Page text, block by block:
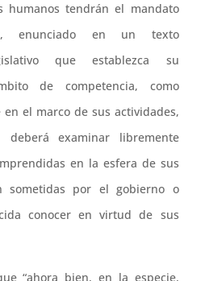
humanos tendrán el mandato
enunciado en un texto
que establezca su
de competencia, como
el marco de sus actividades,
deberá examinar libremente
en la esfera de sus
sometidas por el gobierno o
conocer en virtud de sus
“ahora bien, en la especie,